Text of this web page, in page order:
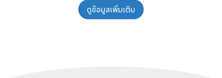
ดูข้อมูลเพิ่มเติม